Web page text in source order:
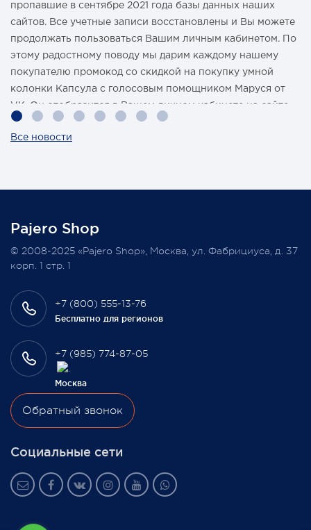
пропавшие в сентябре 2021 года базы данных наших
сайтов. Все учетные записи восстановлены и Вы можете
продолжать пользоваться Вашим личным кабинетом. По
этому радостному поводу мы дарим каждому нашему
покупателю промокод со скидкой на покупку умной
колонки Капсула с голосовым помощником Маруся от
VK. Он отобразится в Вашем личном кабинете на сайте
магазина Pajero Shop 14 февраля.
Всегда Ваш, Pajero Shop
3 февраля 2022
Все новости
Pajero Shop
+7 (800) 555-13-76
Бесплатно для регионов
+7 (985) 774-87-05
Москва
Обратный звонок
Социальные сети
© 2008-2025 «Pajero Shop», Москва, ул. Фабрициуса, д. 37
корп. 1 стр. 1